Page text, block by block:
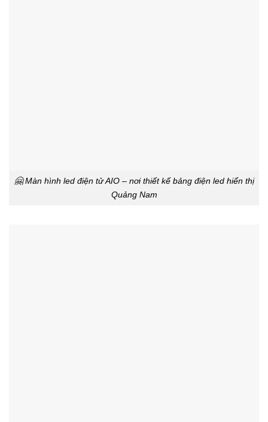
🤗 Màn hình led điện tử AIO – nơi thiết kế bảng điện led hiển thị
Quảng Nam